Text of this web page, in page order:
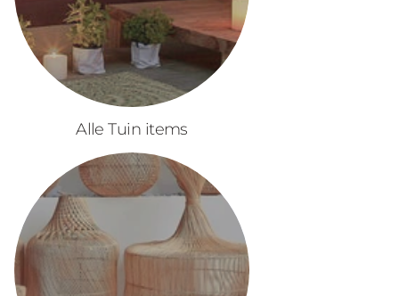
Alle Tuin items